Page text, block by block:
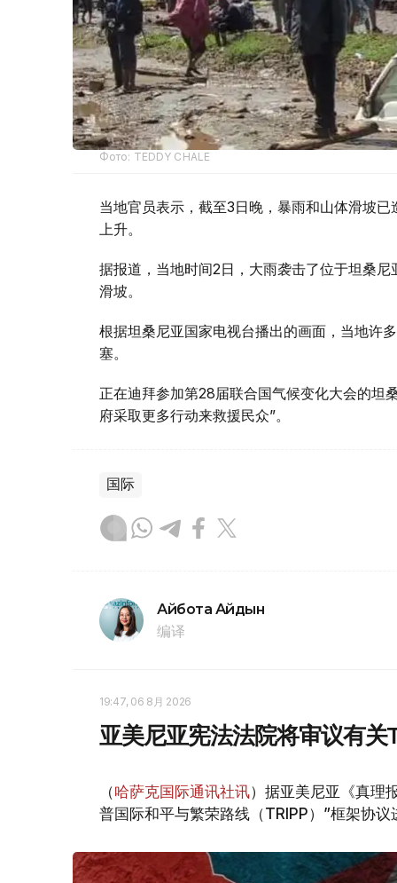
Фото: TEDDY CHALE
当地官员表示，截至3日晚，暴雨和山体滑坡
上升。
据报道，当地时间2日，大雨袭击了位于坦桑
滑坡。
根据坦桑尼亚国家电视台播出的画面，当地许
塞。
正在迪拜参加第28届联合国气候变化大会的坦
府采取更多行动来救援民众”。
国际
Айбота Айдын
编译
19:47, 06 8月 2026
亚美尼亚宪法法院将审议有关
（哈萨克国际通讯社讯）据亚美尼亚《真理
普国际和平与繁荣路线（TRIPP）”框架协议